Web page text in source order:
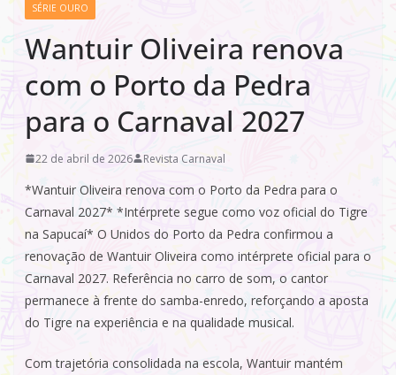
SÉRIE OURO
Wantuir Oliveira renova
com o Porto da Pedra
para o Carnaval 2027
22 de abril de 2026 Revista Carnaval
*Wantuir Oliveira renova com o Porto da Pedra para o
Carnaval 2027* *Intérprete segue como voz oficial do Tigre
na Sapucaí* O Unidos do Porto da Pedra confirmou a
renovação de Wantuir Oliveira como intérprete oficial para o
Carnaval 2027. Referência no carro de som, o cantor
permanece à frente do samba-enredo, reforçando a aposta
do Tigre na experiência e na qualidade musical.
Com trajetória consolidada na escola, Wantuir mantém